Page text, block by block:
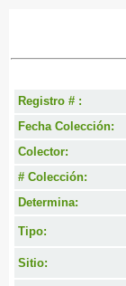
Registro # :
Fecha Colección:
Colector:
# Colección:
Determina:
Tipo:
Sitio: